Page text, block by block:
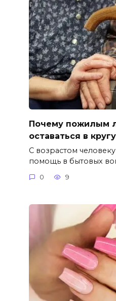
Почему пожилым
оставаться в
С возрастом
помощь в бытовых
0 9